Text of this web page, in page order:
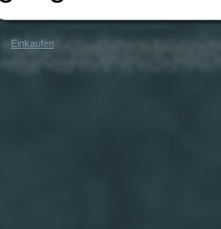
Einkaufen